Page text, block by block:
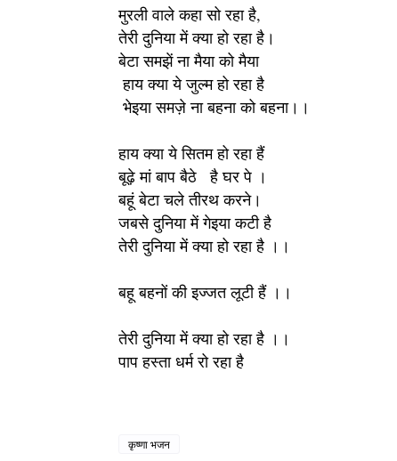
मुरली वाले कहा सो रहा है,
तेरी दुनिया में क्या हो रहा है।
बेटा समझें ना मैया को मैया
हाय क्या ये जुल्म हो रहा है
भेइया समज़े ना बहना को बहना।।
हाय क्या ये सितम हो रहा हैं
बूढ़े मां बाप बैठे   है घर पे ।
बहूं बेटा चले तीरथ करने।
जबसे दुनिया में गेइया कटी है
तेरी दुनिया में क्या हो रहा है ।।
बहू बहनों की इज्जत लूटी हैं ।।
तेरी दुनिया में क्या हो रहा है ।।
पाप हस्ता धर्म रो रहा है
कृष्णा भजन